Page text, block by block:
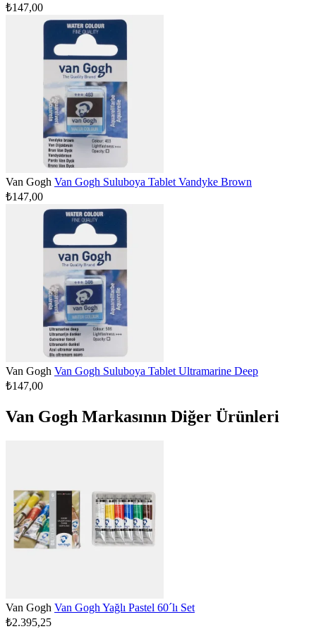
₺147,00
Van Gogh Van Gogh Suluboya Tablet Vandyke Brown
₺147,00
Van Gogh Van Gogh Suluboya Tablet Ultramarine Deep
₺147,00
Van Gogh Markasının Diğer Ürünleri
Van Gogh Van Gogh Yağlı Pastel 60´lı Set
₺2.395,25